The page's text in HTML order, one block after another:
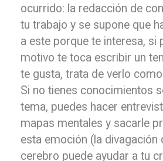
ocurrido: la redacción de
tu trabajo y se supone que
a este porque te interesa, si
motivo te toca escribir un
te gusta, trata de verlo
Si no tienes conocimientos
tema, puedes hacer
mapas mentales y sacarle
esta emoción (la divagación
cerebro puede ayudar a tu